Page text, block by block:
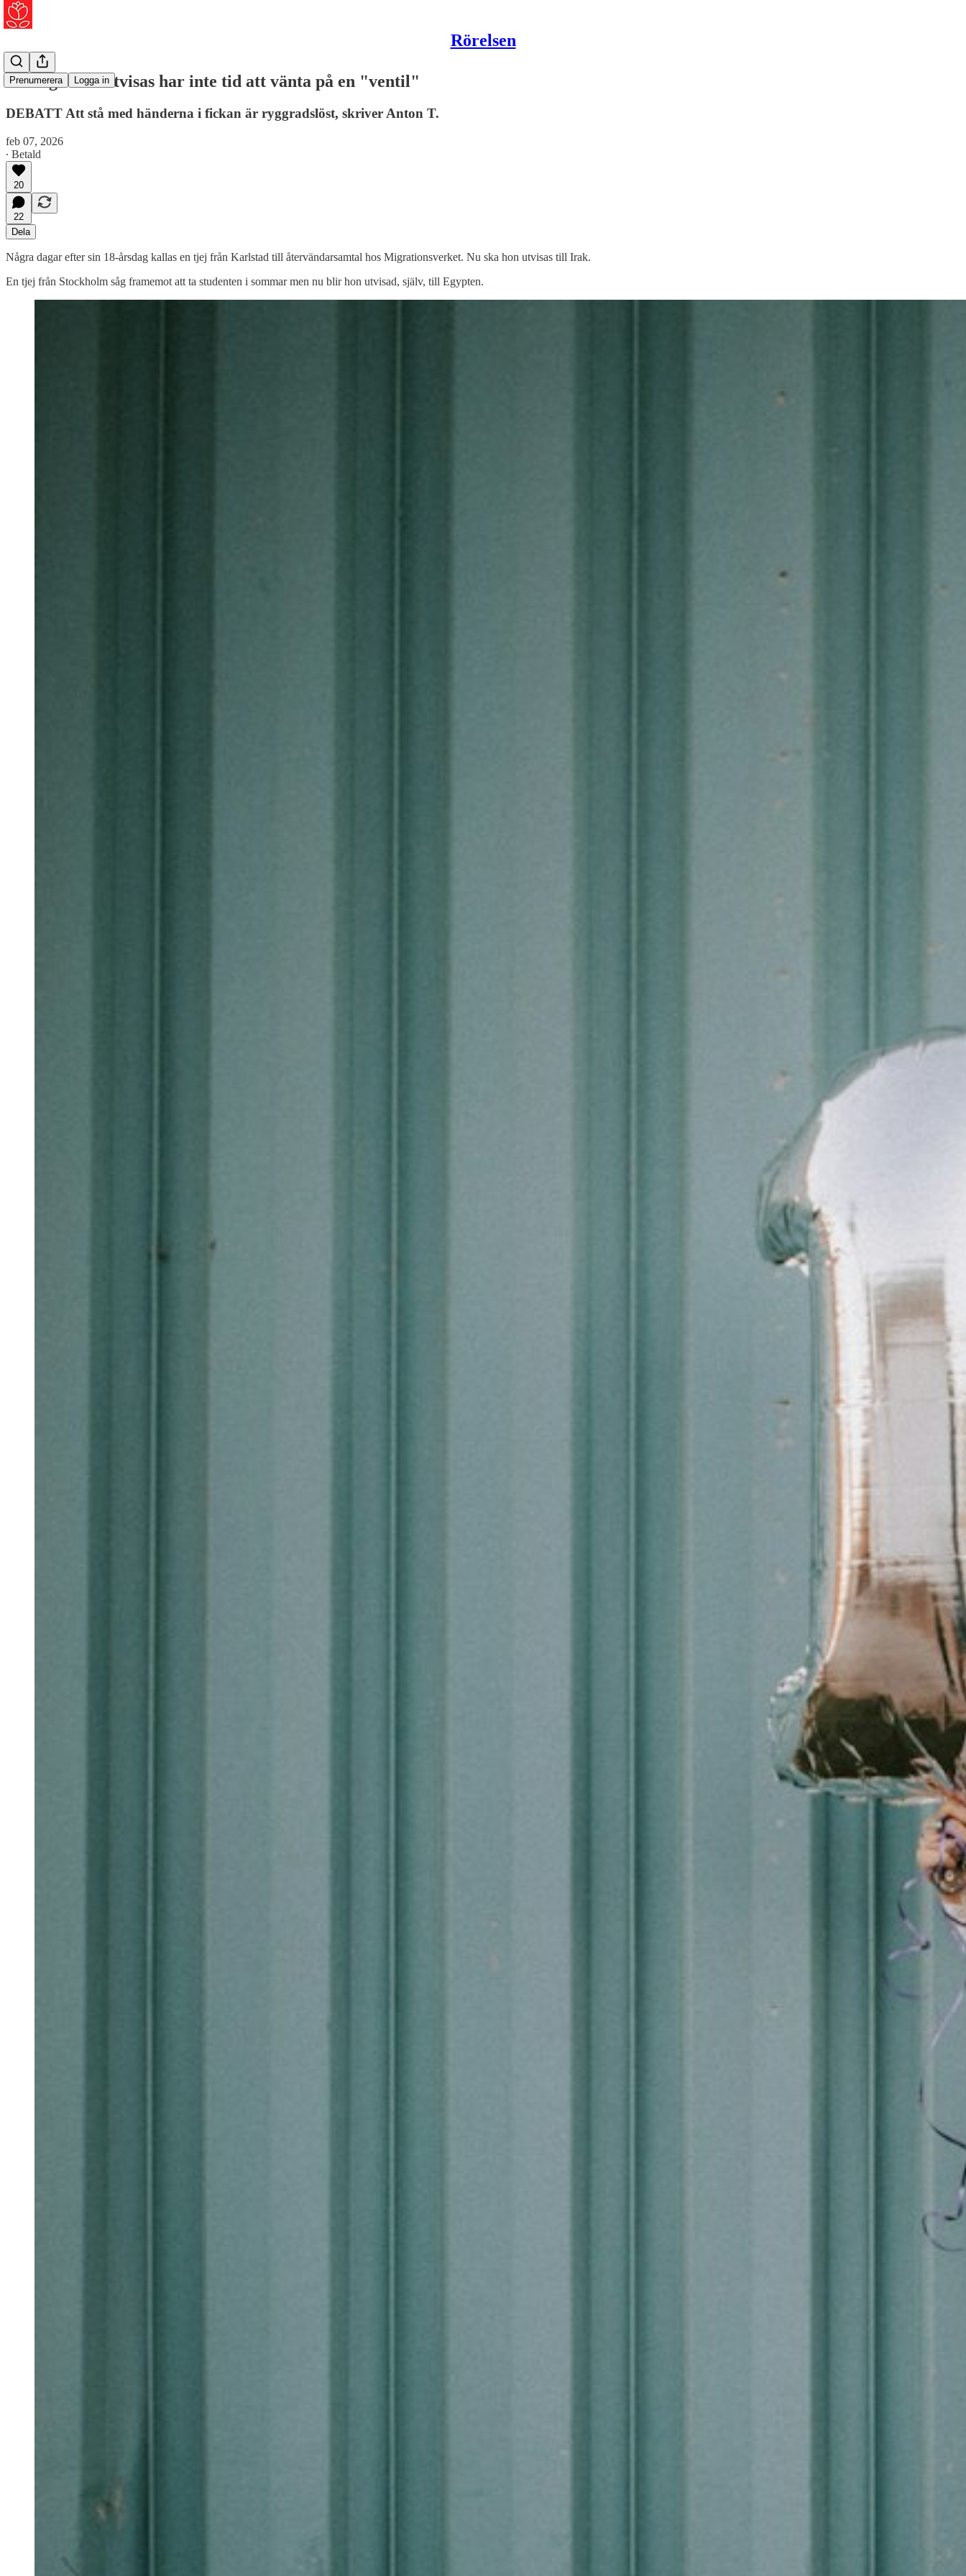
Rörelsen
Prenumerera Logga in
De unga som utvisas har inte tid att vänta på en "ventil"
DEBATT Att stå med händerna i fickan är ryggradslöst, skriver Anton T.
feb 07, 2026
∙ Betald
20
22
Dela
Några dagar efter sin 18-årsdag kallas en tjej från Karlstad till återvändarsamtal hos Migrationsverket. Nu ska hon utvisas till Irak.
En tjej från Stockholm såg framemot att ta studenten i sommar men nu blir hon utvisad, själv, till Egypten.